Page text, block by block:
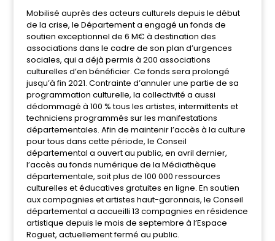
Mobilisé auprès des acteurs culturels depuis le début
de la crise, le Département a engagé un fonds de
soutien exceptionnel de 6 M€ à destination des
associations dans le cadre de son plan d’urgences
sociales, qui a déjà permis à 200 associations
culturelles d’en bénéficier. Ce fonds sera prolongé
jusqu’à fin 2021. Contrainte d’annuler une partie de sa
programmation culturelle, la collectivité a aussi
dédommagé à 100 % tous les artistes, intermittents et
techniciens programmés sur les manifestations
départementales. Afin de maintenir l’accès à la culture
pour tous dans cette période, le Conseil
départemental a ouvert au public, en avril dernier,
l’accès au fonds numérique de la Médiathèque
départementale, soit plus de 100 000 ressources
culturelles et éducatives gratuites en ligne. En soutien
aux compagnies et artistes haut-garonnais, le Conseil
départemental a accueilli 13 compagnies en résidence
artistique depuis le mois de septembre à l’Espace
Roguet, actuellement fermé au public.